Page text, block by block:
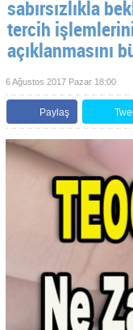
sabırsızlıkla
tercih
açıklanmasını
6 Ağustos 2017 Pazar 18:00
Paylaş